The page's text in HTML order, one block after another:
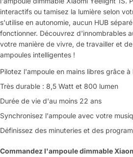
interactifs ou tamisez la lumière selon
s'utilise en autonomie, aucun HUB
fonctionner. Découvrez d'innombrables
votre manière de vivre, de travailler et
ampoules intelligentes !
Pilotez l'ampoule en mains libres grâce
Très durable : 8,5 Watt et 800 lumen
Durée de vie d'au moins 22 ans
Synchronisez l'ampoule avec votre
Définissez des minuteries et des
Commandez l'ampoule dimmable